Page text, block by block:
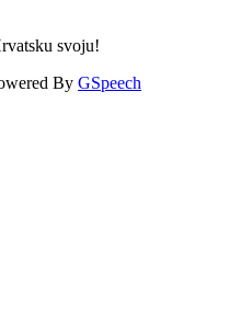
svoju!
By GSpeech